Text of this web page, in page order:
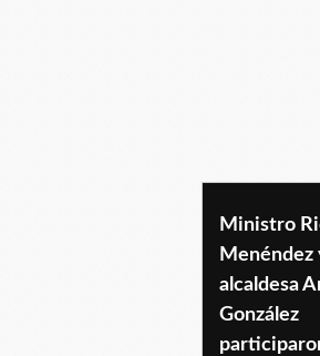
no
Ministro
Menéndez
alcaldesa
González